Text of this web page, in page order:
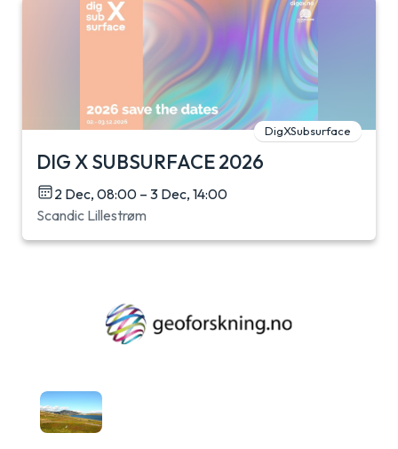
DigXSubsurface
DIG X SUBSURFACE 2026
2 Dec, 08:00 – 3 Dec, 14:00
Scandic Lillestrøm